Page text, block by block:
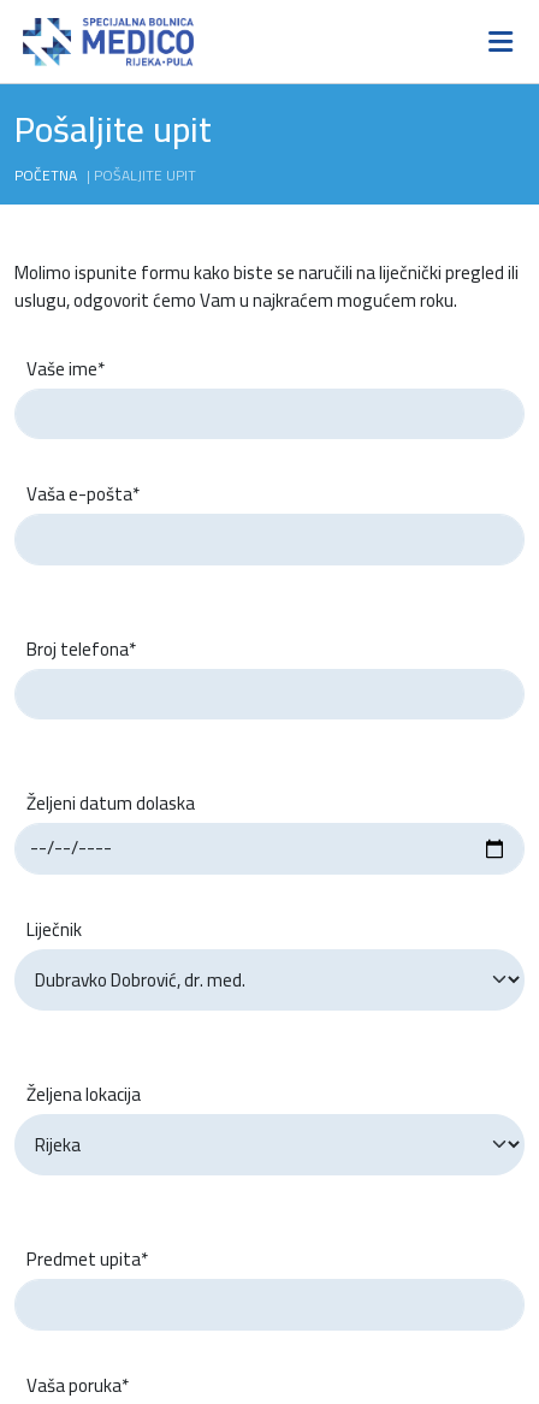
Pošaljite upit
POČETNA | POŠALJITE UPIT
Molimo ispunite formu kako biste se naručili na liječnički pregled ili
uslugu, odgovorit ćemo Vam u najkraćem mogućem roku.
Vaše ime*
Vaša e-pošta*
Broj telefona*
Željeni datum dolaska
Liječnik
Željena lokacija
Predmet upita*
Vaša poruka*